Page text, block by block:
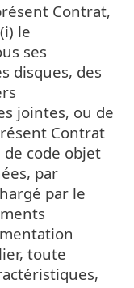
Contrat,
le
ses
disques, des
jointes, ou de
Contrat
code objet
par
par le
toute